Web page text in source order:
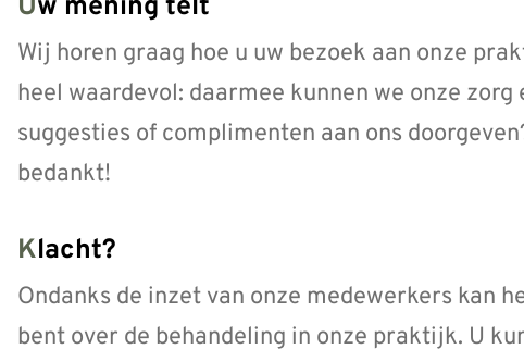
Uw mening telt
Wij horen graag hoe u uw bezoek aan onze
heel waardevol: daarmee kunnen we onze
suggesties of complimenten aan ons
bedankt!
Klacht?
Ondanks de inzet van onze medewerkers kan
bent over de behandeling in onze praktijk. U